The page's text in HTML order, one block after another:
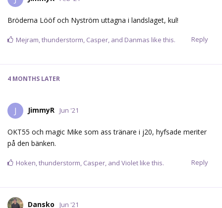
Bröderna Lööf och Nyström uttagna i landslaget, kul!
Reply
Mejram,thunderstorm, Casper, and Danmas like this.
4 MONTHS LATER
J JimmyR Jun '21
OKT55 och magic Mike som ass tränare i j20, hyfsade meriter
på den bänken.
Reply
Hoken,thunderstorm, Casper, and Violet like this.
Dansko Jun '21